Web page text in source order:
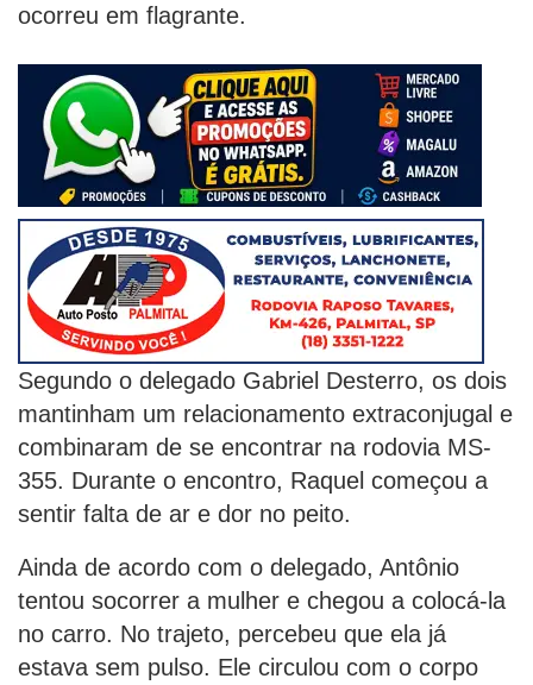
ocorreu em flagrante.
Segundo o delegado Gabriel Desterro, os dois
mantinham um relacionamento extraconjugal e
combinaram de se encontrar na rodovia MS-
355. Durante o encontro, Raquel começou a
sentir falta de ar e dor no peito.
Ainda de acordo com o delegado, Antônio
tentou socorrer a mulher e chegou a colocá-la
no carro. No trajeto, percebeu que ela já
estava sem pulso. Ele circulou com o corpo